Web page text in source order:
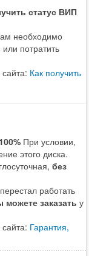
статус ВИП
необходимо
или потратить
Как получить
100% При условии,
этого диска.
без
работать
можете заказать у
Гарантия,